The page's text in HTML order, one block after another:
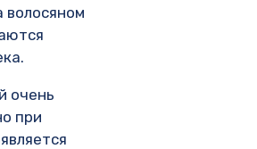
волосяном
очень
при